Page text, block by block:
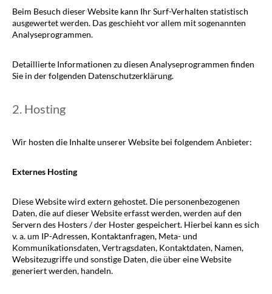
Beim Besuch dieser Website kann Ihr Surf-Verhalten statistisch
ausgewertet werden. Das geschieht vor allem mit sogenannten
Analyseprogrammen.
Detaillierte Informationen zu diesen Analyseprogrammen finden
Sie in der folgenden Datenschutzerklärung.
2. Hosting
Wir hosten die Inhalte unserer Website bei folgendem Anbieter:
Externes Hosting
Diese Website wird extern gehostet. Die personenbezogenen
Daten, die auf dieser Website erfasst werden, werden auf den
Servern des Hosters / der Hoster gespeichert. Hierbei kann es sich
v. a. um IP-Adressen, Kontaktanfragen, Meta- und
Kommunikationsdaten, Vertragsdaten, Kontaktdaten, Namen,
Websitezugriffe und sonstige Daten, die über eine Website
generiert werden, handeln.